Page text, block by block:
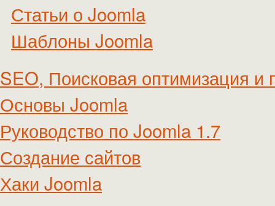
Статьи о Joomla
Шаблоны Joomla
SEO, Поисковая оптимизация и
Основы Joomla
Руководство по Joomla 1.7
Создание сайтов
Хаки Joomla